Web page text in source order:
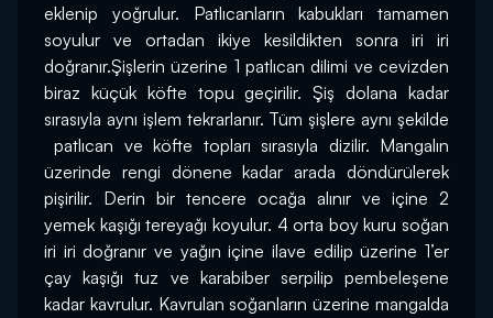
eklenip yoğrulur. Patlıcanların kabukları tamamen
soyulur ve ortadan ikiye kesildikten sonra iri iri
doğranır.Şişlerin üzerine 1 patlıcan dilimi ve cevizden
biraz küçük köfte topu geçirilir. Şiş dolana kadar
sırasıyla aynı işlem tekrarlanır. Tüm şişlere aynı şekilde
patlıcan ve köfte topları sırasıyla dizilir. Mangalın
üzerinde rengi dönene kadar arada döndürülerek
pişirilir. Derin bir tencere ocağa alınır ve içine 2
yemek kaşığı tereyağı koyulur. 4 orta boy kuru soğan
iri iri doğranır ve yağın içine ilave edilip üzerine 1’er
çay kaşığı tuz ve karabiber serpilip pembeleşene
kadar kavrulur. Kavrulan soğanların üzerine mangalda